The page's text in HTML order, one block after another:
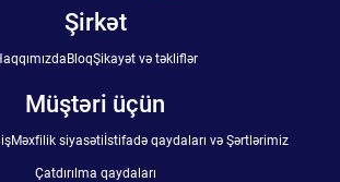
Şirkət
BloqŞikayət və təkliflər
Müştəri üçün
Məxfilik siyasətiİstifadə qaydaları və Şərtlərimiz
Çatdırılma qaydaları